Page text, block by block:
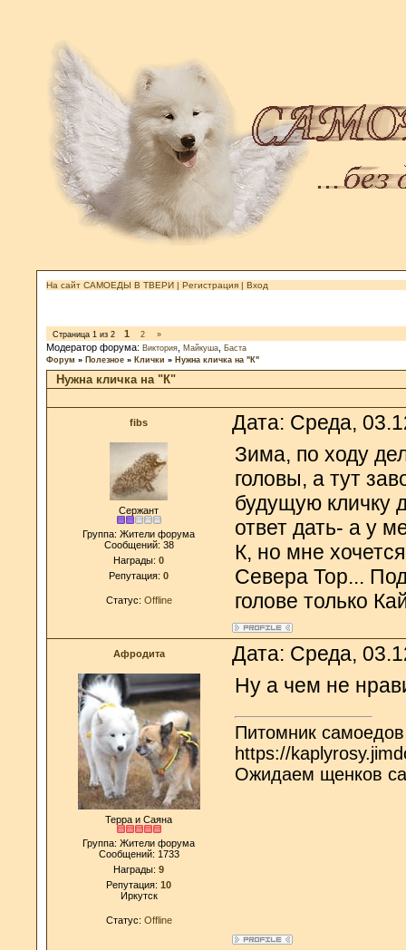
На сайт САМОЕДЫ В ТВЕРИ | Регистрация | Вход
Страница 1 из 2 1 2 »
Модератор форума: Виктория Майкуша
Баста
Форум » Полезное » Клички » Нужна кличка на "К"
Нужна кличка на "К"
fibs Дата: Среда,
Сержант
Группа: Жители форума
Сообщений: 38
Награды: 0
Репутация: 0
Статус: Offline
Зима, по ходу
головы, а тут
будущую кличку
ответ дать- а у
К, но мне
Севера Тор...
голове только
Афродита Дата: Среда,
Терра и Саяна
Группа: Жители форума
Сообщений: 1733
Награды: 9
Репутация: 10
Иркутск
Статус: Offline
Ну а чем не
Питомник
https://
Ожидаем щенков